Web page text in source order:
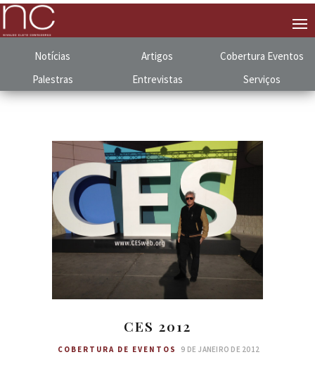
Notícias Artigos Cobertura Eventos
Palestras
Entrevistas Serviços
CES 2012
COBERTURA DE EVENTOS 9 DE JANEIRO DE 2012